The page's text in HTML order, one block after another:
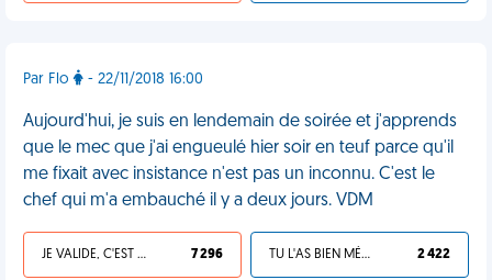
Par Flo - 22/11/2018 16:00
Aujourd'hui, je suis en lendemain de soirée et j'apprends
que le mec que j'ai engueulé hier soir en teuf parce qu'il
me fixait avec insistance n'est pas un inconnu. C'est le
chef qui m'a embauché il y a deux jours. VDM
JE VALIDE, C'EST UNE VDM 7 296 TU L'AS BIEN MÉRITÉ 2 422